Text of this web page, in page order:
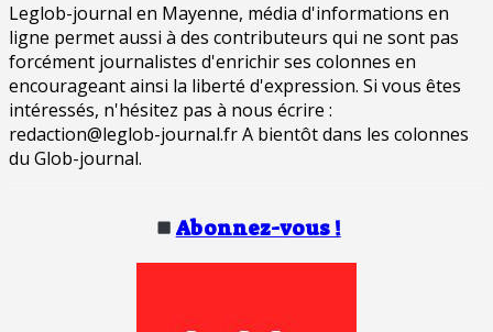
Leglob-journal en Mayenne, média d'informations en
ligne permet aussi à des contributeurs qui ne sont pas
forcément journalistes d'enrichir ses colonnes en
encourageant ainsi la liberté d'expression. Si vous êtes
intéressés, n'hésitez pas à nous écrire :
redaction@leglob-journal.fr A bientôt dans les colonnes
du Glob-journal.
Abonnez-vous !